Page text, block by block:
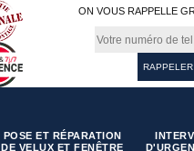
ON VOUS RAPPELLE
POSE ET RÉPARATION
DE VELUX ET FENÊTRE